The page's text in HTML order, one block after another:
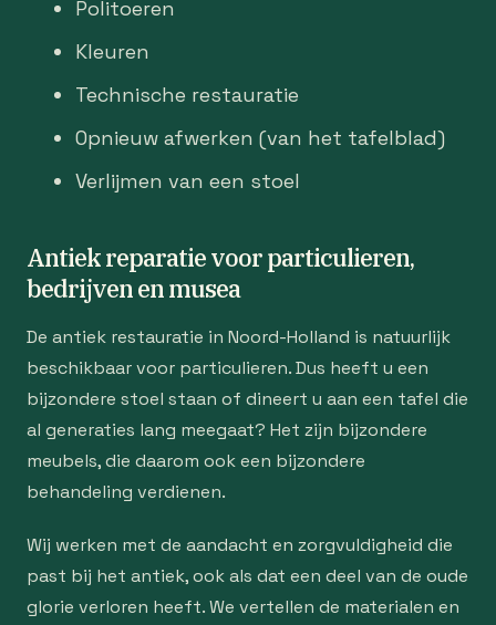
Politoeren
Kleuren
Technische restauratie
Opnieuw afwerken (van het tafelblad)
Verlijmen van een stoel
Antiek reparatie voor particulieren,
bedrijven en musea
De antiek restauratie in Noord-Holland is natuurlijk
beschikbaar voor particulieren. Dus heeft u een
bijzondere stoel staan of dineert u aan een tafel die
al generaties lang meegaat? Het zijn bijzondere
meubels, die daarom ook een bijzondere
behandeling verdienen.
Wij werken met de aandacht en zorgvuldigheid die
past bij het antiek, ook als dat een deel van de oude
glorie verloren heeft. We vertellen de materialen en